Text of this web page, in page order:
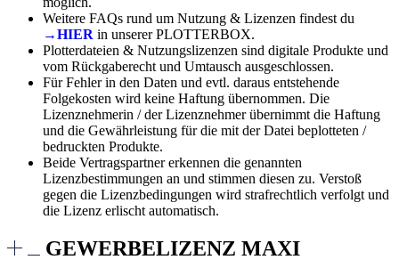
Weitere FAQs rund um Nutzung & Lizenzen findest du
→HIER in unserer PLOTTERBOX.
Plotterdateien & Nutzungslizenzen sind digitale Produkte und
vom Rückgaberecht und Umtausch ausgeschlossen.
Für Fehler in den Daten und evtl. daraus entstehende
Folgekosten wird keine Haftung übernommen. Die
Lizenznehmerin / der Lizenznehmer übernimmt die Haftung
und die Gewährleistung für die mit der Datei beplotteten /
bedruckten Produkte.
Beide Vertragspartner erkennen die genannten
Lizenzbestimmungen an und stimmen diesen zu. Verstoß
gegen die Lizenzbedingungen wird strafrechtlich verfolgt und
die Lizenz erlischt automatisch.
GEWERBELIZENZ MAXI